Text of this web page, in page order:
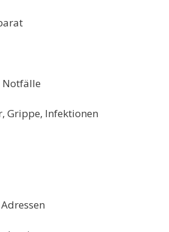
Notfälle
Grippe, Infektionen